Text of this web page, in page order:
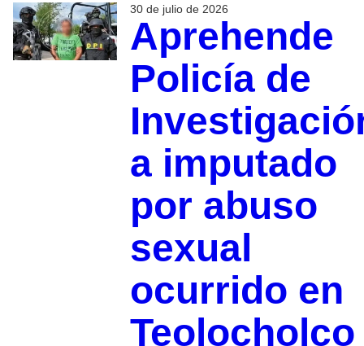
30 de julio de 2026
Aprehende
Policía de
a imputado
por abuso
sexual
ocurrido en
Teolocholco